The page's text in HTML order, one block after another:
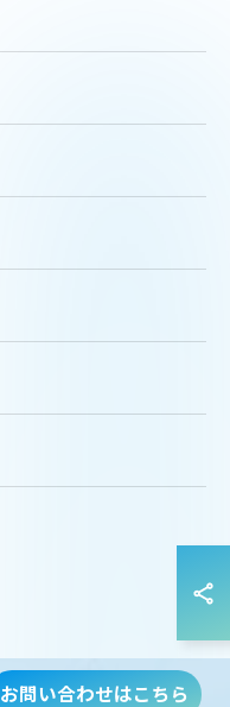
お問い合わせはこちら